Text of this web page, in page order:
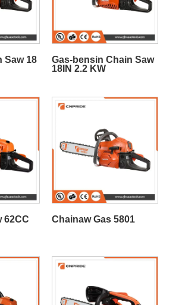
Saw 18
Gas-bensin Chain Saw
18IN 2.2 KW
62CC Chainaw Gas 5801